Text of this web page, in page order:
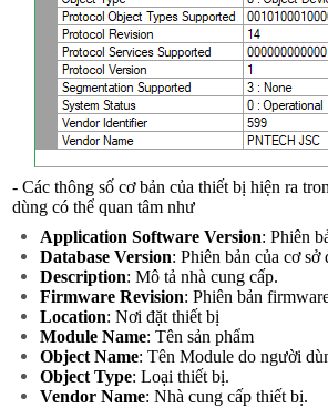
- Các thông số cơ bản của thiết bị hiện ra
dùng có thể quan tâm như
Application Software Version: Phiên
Database Version: Phiên bản của cơ sở
Description: Mô tả nhà cung cấp.
Firmware Revision: Phiên bản
Location: Nơi đặt thiết bị
Module Name: Tên sản phẩm
Object Name: Tên Module do người
Object Type: Loại thiết bị.
Vendor Name: Nhà cung cấp thiết bị.